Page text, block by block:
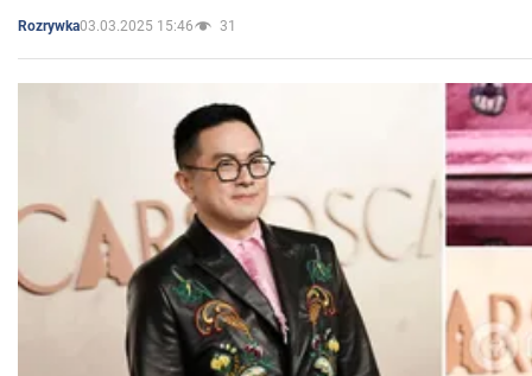
Rozrywka03.03.2025 15:46 31